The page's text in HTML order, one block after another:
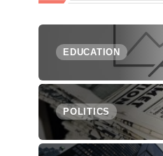
EDUCATION
POLITICS